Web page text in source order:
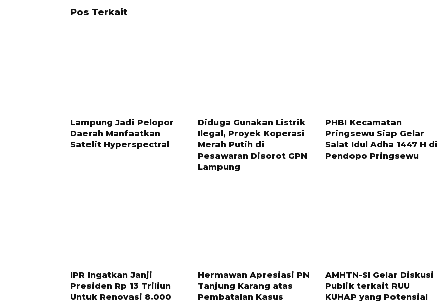
Pos Terkait
Lampung Jadi Pelopor
Daerah Manfaatkan
Satelit Hyperspectral
Diduga Gunakan Listrik
Ilegal, Proyek Koperasi
Merah Putih di
Pesawaran Disorot GPN
Lampung
PHBI Kecamatan
Pringsewu Siap Gelar
Salat Idul Adha 1447 H di
Pendopo Pringsewu
IPR Ingatkan Janji
Presiden Rp 13 Triliun
Untuk Renovasi 8.000
Hermawan Apresiasi PN
Tanjung Karang atas
Pembatalan Kasus
AMHTN-SI Gelar Diskusi
Publik terkait RUU
KUHAP yang Potensial